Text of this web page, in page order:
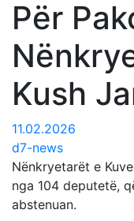
Për
Kush
11.02.2026
d7-news
Nënkryetarët e
nga 104 deputetë,
abstenuan.